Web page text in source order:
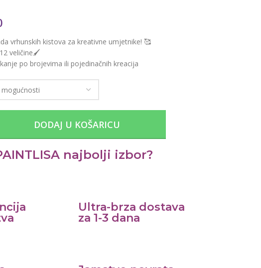
vrhunskih kistova za kreativne umjetnike! 🥰
veličine🖌️
po brojevima ili pojedinačnih kreacija
DODAJ U KOŠARICU
najbolji izbor?
Ultra-brza dostava
za 1-3 dana